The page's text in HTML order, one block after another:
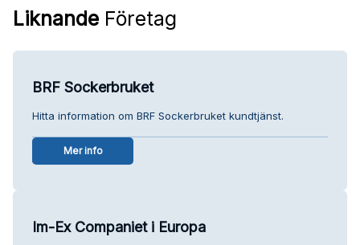
Liknande Företag
BRF Sockerbruket
Hitta information om BRF Sockerbruket kundtjänst.
Mer info
Im-Ex Companiet i Europa